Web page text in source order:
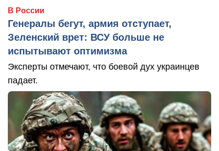
В России
Генералы бегут, армия отступает,
Зеленский врет: ВСУ больше не
испытывают оптимизма
Эксперты отмечают, что боевой дух украинцев
падает.